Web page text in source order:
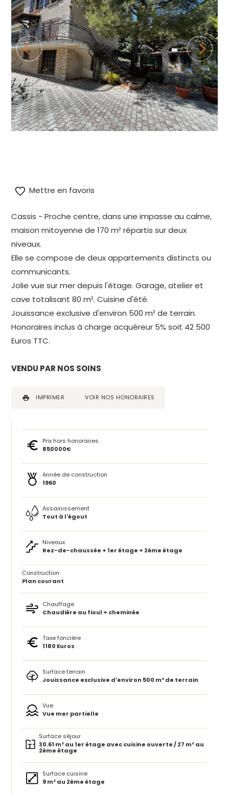
alt="Maison Cassis proche centre et composée de 2
appartements" title="Maison Cassis proche centre et
composée de 2 appartements"/>
Mettre en favoris
Cassis - Proche centre, dans une impasse au calme,
maison mitoyenne de 170 m² répartis sur deux
niveaux.
Elle se compose de deux appartements distincts ou
communicants.
Jolie vue sur mer depuis l'étage. Garage, atelier et
cave totalisant 80 m². Cuisine d'été.
Jouissance exclusive d'environ 500 m² de terrain.
Honoraires inclus à charge acquéreur 5% soit 42 500
Euros TTC.
VENDU PAR NOS SOINS
IMPRIMER VOIR NOS HONORAIRES
Prix hors honoraires
850000€
Année de construction
1960
Assainissement
Tout à l'égout
Niveaux
Rez-de-chaussée + 1er étage + 2ème étage
Construction
Plan courant
Chauffage
Chaudière au fioul + cheminée
Taxe foncière
1180 Euros
Surface terrain
Jouissance exclusive d'environ 500 m² de terrain
Vue
Vue mer partielle
Surface séjour
30.61 m² au 1er étage avec cuisine ouverte / 27 m² au
2ème étage
Surface cuisine
9 m² au 2ème étage